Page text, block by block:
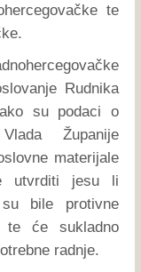
te
Rudnika
su podaci o
Županije
materijale
utvrditi jesu li
bile protivne
te će sukladno
radnje.